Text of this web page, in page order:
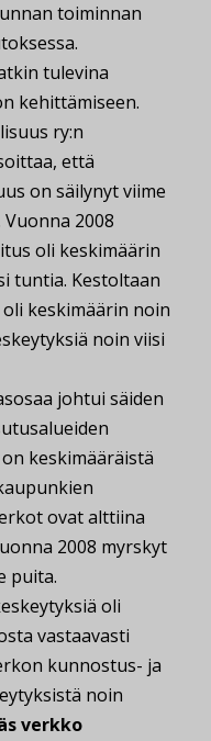
toiminnan
tulevina
kehittämiseen.
ry:n
että
on säilynyt viime
2008
oli keskimäärin
tuntia. Kestoltaan
keskimäärin noin
noin viisi
johtui säiden
keskimääräistä
ovat alttiina
2008 myrskyt
puita.
oli
vastaavasti
kunnostus- ja
noin
verkko